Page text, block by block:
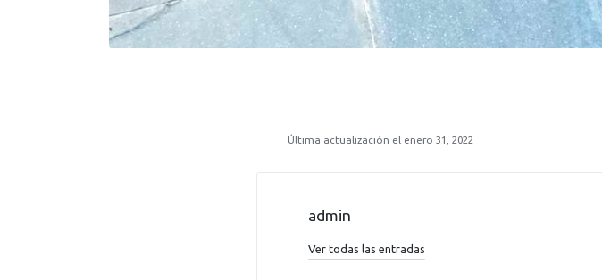
Última actualización el enero 31, 2022
admin
Ver todas las entradas